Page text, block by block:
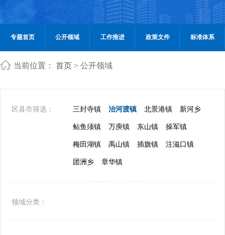
专题首页 公开领域 工作推进 政策文件 标准体系
当前位置： 首页 > 公开领域
区县市筛选： 三封寺镇 治河渡镇 北景港镇 新河乡
鲇鱼须镇 万庾镇 东山镇 操军镇
梅田湖镇 禹山镇 插旗镇 注滋口镇
团洲乡 章华镇
领域分类：